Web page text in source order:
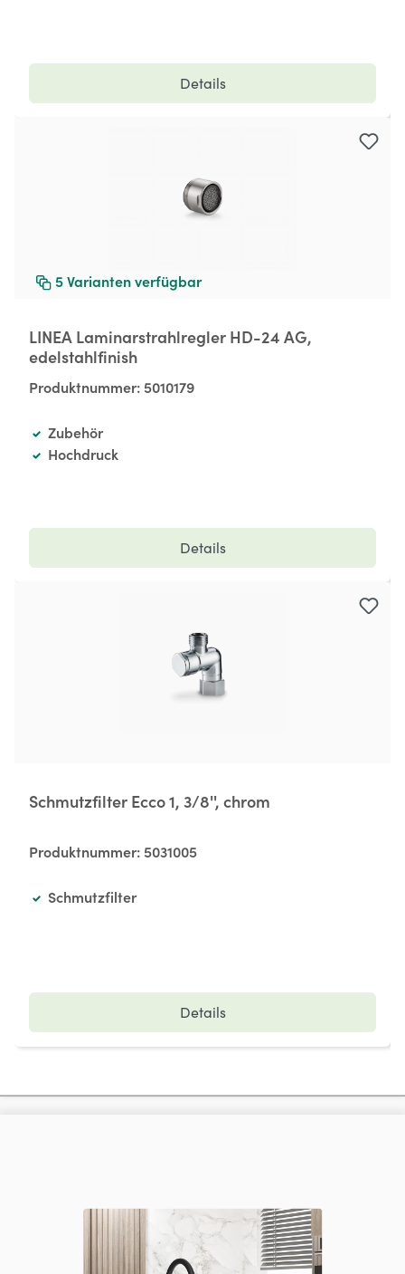
Details
5 Varianten verfügbar
LINEA Laminarstrahlregler HD-24 AG,
edelstahlfinish
Produktnummer: 5010179
Zubehör
Hochdruck
Details
Schmutzfilter Ecco 1, 3/8'', chrom
Produktnummer: 5031005
Schmutzfilter
Details